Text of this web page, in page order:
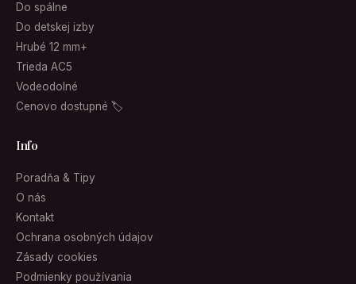
Do spálne
Do detskej izby
Hrubé 12 mm+
Trieda AC5
Vodeodolné
Cenovo dostupné 🏷
Info
Poradňa & Tipy
O nás
Kontakt
Ochrana osobných údajov
Zásady cookies
Podmienky používania